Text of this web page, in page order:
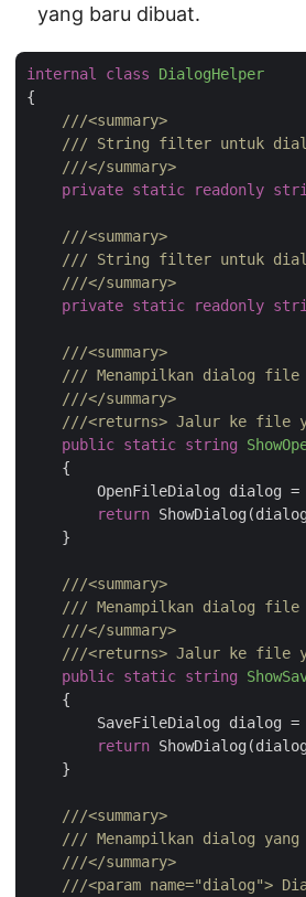
yang baru dibuat.
internal class
DialogHelper
{
///<summary>
/// String filter untuk dialog
///</summary>
private static readonly
///<summary>
/// String filter untuk
///</summary>
private static readonly
///<summary>
/// Menampilkan dialog file
///</summary>
///<returns> Jalur ke file
public static string
    {
        OpenFileDialog dialog =
return
    }
///<summary>
/// Menampilkan dialog file
///</summary>
///<returns> Jalur ke file
public static string
    {
        SaveFileDialog dialog =
return
    }
///<summary>
/// Menampilkan dialog
///</summary>
///<param name="dialog">